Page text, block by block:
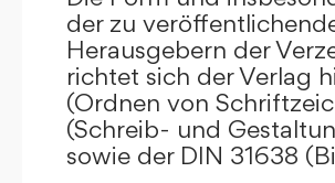
der zu
Herausgebern der
richtet sich der Verlag
(Ordnen von
(Schreib- und
sowie der DIN 31638